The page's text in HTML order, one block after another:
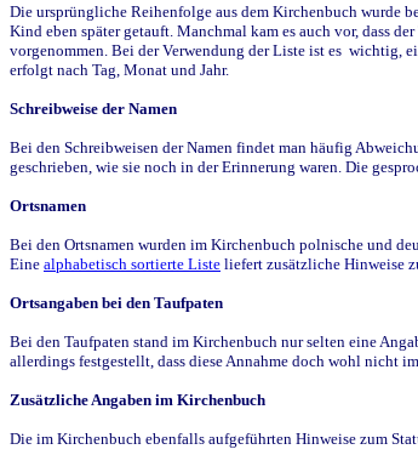
Die ursprüngliche Reihenfolge aus dem Kirchenbuch wurde
Kind eben später getauft. Manchmal kam es auch vor, dass
vorgenommen. Bei der Verwendung der Liste ist es wichtig,
erfolgt nach Tag, Monat und Jahr.
Schreibweise der Namen
Bei den Schreibweisen der Namen findet man häufig
geschrieben, wie sie noch in der Erinnerung waren. Die
Ortsnamen
Bei den Ortsnamen wurden im Kirchenbuch polnische und
Eine alphabetisch sortierte Liste liefert zusätzliche Hinweise
Ortsangaben bei den Taufpaten
Bei den Taufpaten stand im Kirchenbuch nur selten eine
allerdings festgestellt, dass diese Annahme doch wohl nicht
Zusätzliche Angaben im Kirchenbuch
Die im Kirchenbuch ebenfalls aufgeführten Hinweise zum